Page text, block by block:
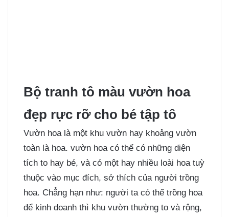
Bộ tranh tô màu vườn hoa
đẹp rực rỡ cho bé tập tô
Vườn hoa là một khu vườn hay khoảng vườn
toàn là hoa. vườn hoa có thể có những diện
tích to hay bé, và có một hay nhiều loài hoa tuỳ
thuộc vào mục đích, sở thích của người trồng
hoa. Chẳng hạn như: người ta có thể trồng hoa
để kinh doanh thì khu vườn thường to và rộng,